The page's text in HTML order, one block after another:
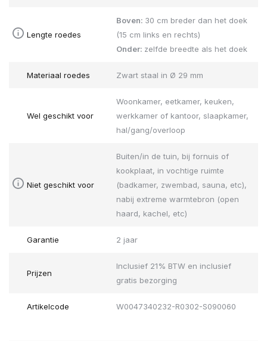
Lengte roedes
Boven: 30 cm breder dan het doek
(15 cm links en rechts)
Onder: zelfde breedte als het doek
Materiaal roedes Zwart staal in Ø 29 mm
Wel geschikt voor
Woonkamer, eetkamer, keuken,
werkkamer of kantoor, slaapkamer,
hal/gang/overloop
Niet geschikt voor
Buiten/in de tuin, bij fornuis of
kookplaat, in vochtige ruimte
(badkamer, zwembad, sauna, etc),
nabij extreme warmtebron (open
haard, kachel, etc)
Garantie 2 jaar
Prijzen
Inclusief 21% BTW en inclusief
gratis bezorging
Artikelcode W0047340232-R0302-S090060